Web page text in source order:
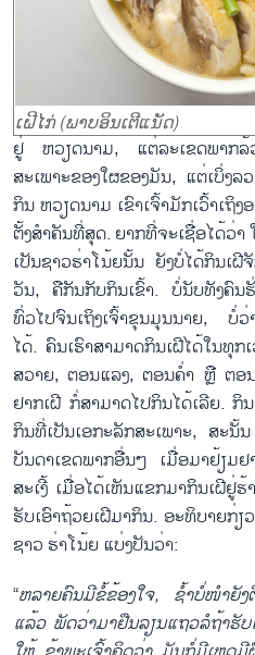
ເຝີໄກ່ (ພາບອິນເຕີແນັດ)
ຢູ່ ຫວຽດນາມ, ແຕ່ລະເຂດພາກລ້
ສະເພາະຂອງໃຜຂອງມັນ, ແຕ່ເບິ່ງລ
ກິນ ຫວຽດນາມ ເຂົາເຈົ້າມັກເວົ້າເຖິ
ຕັ້ງສຳຄັນທີ່ສຸດ. ຍາກທີ່ຈະເຊື່ອໄດ້ວ່
ເປັນຊາວຮ່າໂນ້ຍນັ້ນ ຍັງບໍ່ໄດ້ກິນເ
ວັນ, ຄືກັນກັບກິນເຂົ້າ. ບໍ່ນັບທັງຄົນ
ທົ່ວໄປຈົນເຖິງເຈົ້າຂຸນມຸນນາຍ, ບໍ່ວ່
ໄດ້. ຄົນເຮົາສາມາດກິນເຝີໄດ້ໃນທຸ
ສວາຍ, ຕອນແລງ, ຕອນຄ່ຳ ຫຼື ຕອ
ຢາກເຝີ ກໍ່ສາມາດໄປກິນໄດ້ເລີຍ. ກິ
ກິນທີ່ເປັນເອກະລັກສະເພາະ, ສະ
ບັນດາເຂດພາກອື່ນໆ ເມື່ອມາຢ້ຽ
ສະເງີ້ ເມື່ອໄດ້ເຫັນແຂກມາກິນເຝີຢູ່
ຮັບເອົາຖ້ວຍເຝີມາກິນ. ອະທິບາຍກ່ຽ
ຊາວ ຮ່າໂນ້ຍ ແບ່ງປັນວ່າ:
“ຫລາຍຄົນມີຂໍ້ຂ້ອງໃຈ, ຊ້ຳບໍ່ໜຳຍັງ
ແລ້ວ ພັດວ່າມາຢືນລຽນແຖວລໍຖ້າຮັ